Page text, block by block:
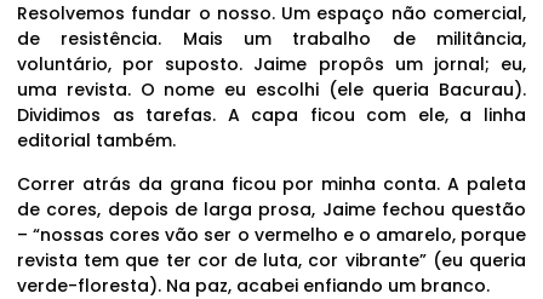
Resolvemos fundar o nosso. Um espaço não comercial,
de resistência. Mais um trabalho de militância,
voluntário, por suposto. Jaime propôs um jornal; eu,
uma revista. O nome eu escolhi (ele queria Bacurau).
Dividimos as tarefas. A capa ficou com ele, a linha
editorial também.
Correr atrás da grana ficou por minha conta. A paleta
de cores, depois de larga prosa, Jaime fechou questão
– “nossas cores vão ser o vermelho e o amarelo, porque
revista tem que ter cor de luta, cor vibrante” (eu queria
verde-floresta). Na paz, acabei enfiando um branco.